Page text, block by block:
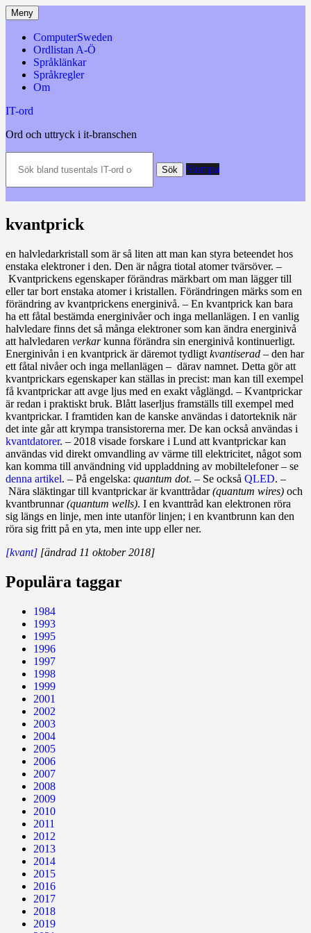
Hoppa
till
innehåll
Meny
ComputerSweden
Ordlistan A-Ö
Språklänkar
Språkregler
Om
IT-ord
Ord och uttryck i it-branschen
bland
och
datatermer
Sök Slumpa
kvantprick
en halvledarkristall som är så liten att man kan styra beteendet hos
enstaka elektroner i den. Den är några tiotal atomer tvärs­över. –
Kvantprickens egenskaper förändras märkbart om man lägger till
eller tar bort enstaka atomer i kristallen. Förändringen märks som en
förändring av kvantprickens energinivå. – En kvantprick kan bara
ha ett fåtal bestämda energinivåer och inga mellanlägen. I en vanlig
halvledare finns det så många elektroner som kan ändra energinivå
att halvledaren verkarkunna förändra sin energinivå kontinuerligt.
Energinivån i en kvantprick är däremot tydligt kvantiserad – den har
ett fåtal nivåer och inga mellanlägen – därav namnet. Detta gör att
kvantprickars egenskaper kan ställas in precist: man kan till exempel
få kvantprickar att avge ljus med en exakt våglängd. – Kvantprickar
är redan i praktiskt bruk. Blått laserljus framställs till exempel med
kvantprickar. I framtiden kan de kanske användas i datorteknik när
det inte går att krympa transistorerna mer. De kan också användas i
kvantdatorer. – 2018 visade forskare i Lund att kvantprickar kan
användas vid direkt omvandling av värme till elektricitet, något som
kan komma till användning vid uppladdning av mobiltelefoner – se
denna artikel. – På engelska: quantum dot. – Se också QLED. –
Nära släktingar till kvantprickar är kvanttrådar(quantum wires) och
kvant­brunnar(quantum wells). I en kvanttråd kan elektronen röra
sig längs en linje, men inte utanför linjen; i en kvantbrunn kan den
röra sig fritt på en yta, men inte upp eller ner.
[kvant] [ändrad 11 oktober 2018]
Populära taggar
1984
1993
1995
1996
1997
1998
1999
2001
2002
2003
2004
2005
2006
2007
2008
2009
2010
2011
2012
2013
2014
2015
2016
2017
2018
2019